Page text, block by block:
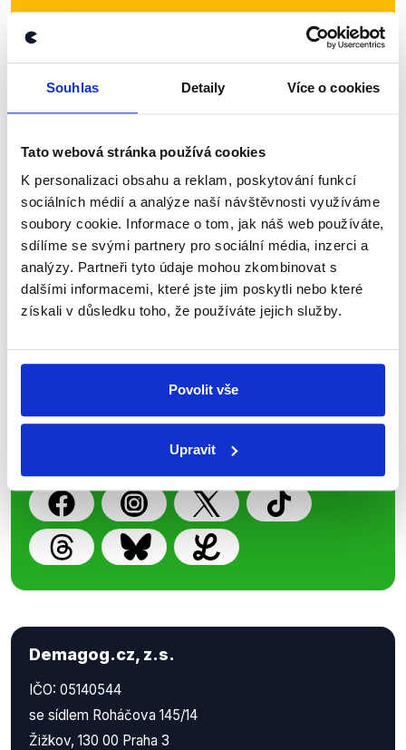
Souhlas Detaily Více o cookies
Tato webová stránka používá cookies
K personalizaci obsahu a reklam, poskytování funkcí
sociálních médií a analýze naší návštěvnosti využíváme
soubory cookie. Informace o tom, jak náš web používáte,
sdílíme se svými partnery pro sociální média, inzerci a
analýzy. Partneři tyto údaje mohou zkombinovat s
dalšími informacemi, které jste jim poskytli nebo které
získali v důsledku toho, že používáte jejich služby.
Povolit vše
Upravit
newsletteru nebo
whatsappového
přehled o tom, jaké dezinformace a
nepravdy se zrovna v Česku šíří.
WhatsApp
příspěvků přátelům podpoříte naši
Demagog.cz, z.s.
IČO: 05140544
se sídlem Roháčova 145/14
Žižkov, 130 00 Praha 3